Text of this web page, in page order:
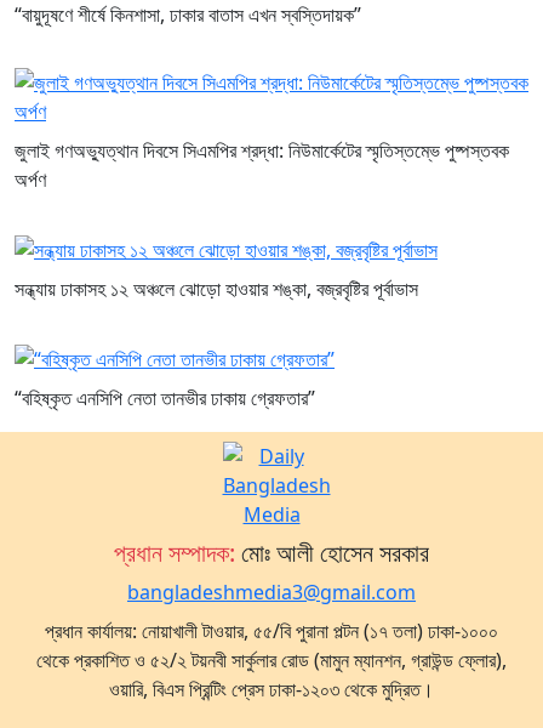
“বায়ুদূষণে শীর্ষে কিনশাসা, ঢাকার বাতাস এখন স্বস্তিদায়ক”
জুলাই গণঅভ্যুত্থান দিবসে সিএমপির শ্রদ্ধা: নিউমার্কেটের স্মৃতিস্তম্ভে পুষ্পস্তবক
অর্পণ
সন্ধ্যায় ঢাকাসহ ১২ অঞ্চলে ঝোড়ো হাওয়ার শঙ্কা, বজ্রবৃষ্টির পূর্বাভাস
“বহিষ্কৃত এনসিপি নেতা তানভীর ঢাকায় গ্রেফতার”
প্রধান সম্পাদক: মোঃ আলী হোসেন সরকার
bangladeshmedia3@gmail.com
প্রধান কার্যালয়: নোয়াখালী টাওয়ার, ৫৫/বি পুরানা পল্টন (১৭ তলা) ঢাকা-১০০০
থেকে প্রকাশিত ও ৫২/২ টয়নবী সার্কুলার রোড (মামুন ম্যানশন, গ্রাউন্ড ফ্লোর),
ওয়ারি, বিএস প্রিন্টিং প্রেস ঢাকা-১২০৩ থেকে মুদ্রিত।